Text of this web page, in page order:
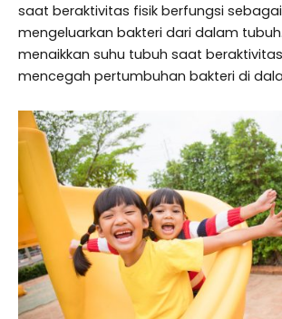
saat beraktivitas fisik berfungsi
mengeluarkan bakteri dari dalam
menaikkan suhu tubuh saat
mencegah pertumbuhan bakteri di